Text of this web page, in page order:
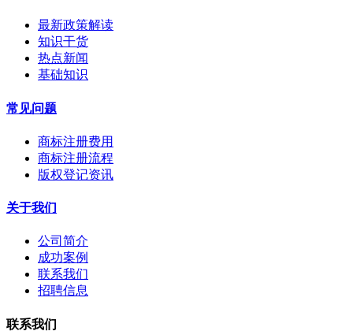
最新政策解读
知识干货
热点新闻
基础知识
常见问题
商标注册费用
商标注册流程
版权登记资讯
关于我们
公司简介
成功案例
联系我们
招聘信息
联系我们